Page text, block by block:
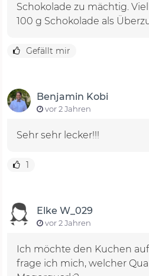
Schokolade zu mächtig.
100 g Schokolade als
Gefällt mir
Benjamin Kobi
vor 2 Jahren
Sehr sehr lecker!!!
1
Elke W_029
vor 2 Jahren
Ich möchte den Kuchen
frage ich mich, welcher